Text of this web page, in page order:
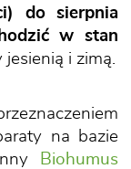
do sierpnia
w stan
i zimą.
na bazie
Biohumus